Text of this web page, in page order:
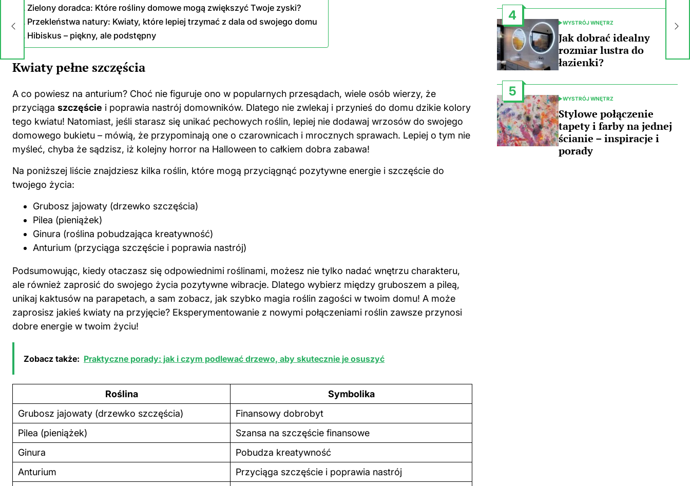
Zielony doradca: Które rośliny domowe mogą zwiększyć Twoje zyski?
Przekleństwa natury: Kwiaty, które lepiej trzymać z dala od swojego domu
Hibiskus – piękny, ale podstępny
Kwiaty pełne szczęścia
A co powiesz na anturium? Choć nie figuruje ono w popularnych przesądach, wiele osób wierzy, że
przyciąga szczęście i poprawia nastrój domowników. Dlatego nie zwlekaj i przynieś do domu dzikie kolory
tego kwiatu! Natomiast, jeśli starasz się unikać pechowych roślin, lepiej nie dodawaj wrzosów do swojego
domowego bukietu – mówią, że przypominają one o czarownicach i mrocznych sprawach. Lepiej o tym nie
myśleć, chyba że sądzisz, iż kolejny horror na Halloween to całkiem dobra zabawa!
Na poniższej liście znajdziesz kilka roślin, które mogą przyciągnąć pozytywne energie i szczęście do
twojego życia:
Grubosz jajowaty (drzewko szczęścia)
Pilea (pieniążek)
Ginura (roślina pobudzająca kreatywność)
Anturium (przyciąga szczęście i poprawia nastrój)
Podsumowując, kiedy otaczasz się odpowiednimi roślinami, możesz nie tylko nadać wnętrzu charakteru,
ale również zaprosić do swojego życia pozytywne wibracje. Dlatego wybierz między gruboszem a pileą,
unikaj kaktusów na parapetach, a sam zobacz, jak szybko magia roślin zagości w twoim domu! A może
zaprosisz jakieś kwiaty na przyjęcie? Eksperymentowanie z nowymi połączeniami roślin zawsze przynosi
dobre energie w twoim życiu!
Zobacz także: Praktyczne porady: jak i czym podlewać drzewo, aby skutecznie je osuszyć
Roślina
Symbolika
Grubosz jajowaty (drzewko szczęścia)
Finansowy dobrobyt
Pilea (pieniążek)
Szansa na szczęście finansowe
Ginura
Pobudza kreatywność
Anturium
Przyciąga szczęście i poprawia nastrój
4
POSTED
IN
WYSTRÓJ WNĘTRZ
Jak dobrać idealny
rozmiar lustra do
łazienki?
5
POSTED
IN
WYSTRÓJ WNĘTRZ
Stylowe połączenie
tapety i farby na jednej
ścianie – inspiracje i
porady